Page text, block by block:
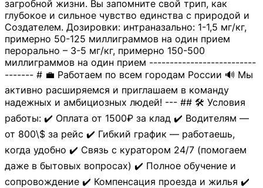
загробной жизни. Вы запомните свой трип, как
глубокое и сильное чувство единства с природой и
Создателем. Дозировки: интраназально: 1-1,5 мг/кг,
примерно 50-125 миллиграммов на один прием
перорально – 3-5 мг/кг, примерно 150-500
миллиграммов на один прием --------------------------
------- # 💼 Работаем по всем городам России 🔊 Мы
активно расширяемся и приглашаем в команду
надежных и амбициозных людей! --- ## 🛠 Условия
работы: ✔️ Оплата от 1500₽ за клад ✔️ Водителям —
от 800\$ за рейс ✔️ Гибкий график — работаешь,
когда удобно ✔️ Связь с куратором 24/7 (помогаем
даже в бытовых вопросах) ✔️ Полное обучение и
сопровождение ✔️ Компенсация проезда и жилья ✔️